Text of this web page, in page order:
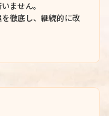
ません。
徹底し、継続的に改